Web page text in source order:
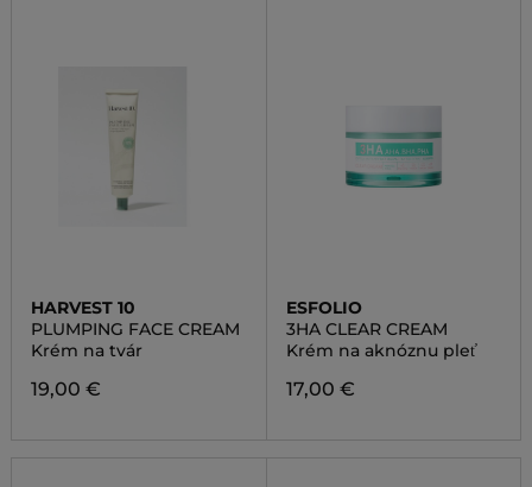
HARVEST 10
PLUMPING FACE CREAM
Krém na tvár
19,00 €
ESFOLIO
3HA CLEAR CREAM
Krém na aknóznu pleť
17,00 €